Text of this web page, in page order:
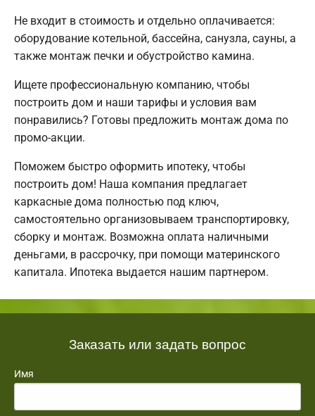
Не входит в стоимость и отдельно оплачивается:
оборудование котельной, бассейна, санузла, сауны, а
также монтаж печки и обустройство камина.
Ищете профессиональную компанию, чтобы
построить дом и наши тарифы и условия вам
понравились? Готовы предложить монтаж дома по
промо-акции.
Поможем быстро оформить ипотеку, чтобы
построить дом! Наша компания предлагает
каркасные дома полностью под ключ,
самостоятельно организовываем транспортировку,
сборку и монтаж. Возможна оплата наличными
деньгами, в рассрочку, при помощи материнского
капитала. Ипотека выдается нашим партнером.
Заказать или задать вопрос
Имя